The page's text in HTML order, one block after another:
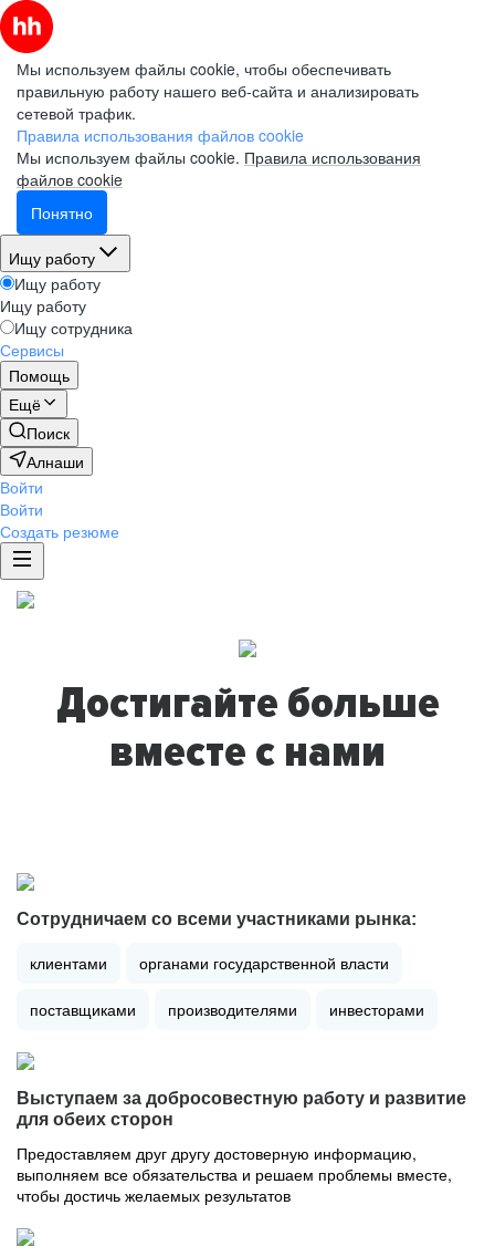
Мы используем файлы cookie, чтобы обеспечивать
правильную работу нашего веб-сайта и анализировать
сетевой трафик.
Правила использования файлов cookie
Мы используем файлы cookie. Правила использования
файлов cookie
Понятно
Ищу работу
Ищу работу
Ищу работу
Ищу сотрудника
Сервисы
Помощь
Ещё
Поиск
Алнаши
Войти
Войти
Создать резюме
Достигайте больше
вместе с нами
Сотрудничаем со всеми участниками рынка:
клиентами органами государственной власти
поставщиками производителями инвесторами
Выступаем за добросовестную работу и развитие
для обеих сторон
Предоставляем друг другу достоверную информацию,
выполняем все обязательства и решаем проблемы вместе,
чтобы достичь желаемых результатов